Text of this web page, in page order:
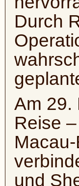
Durch
Am 29.
Reise
und